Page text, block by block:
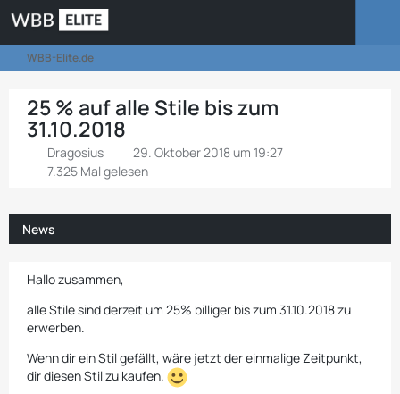
WBB-Elite.de
25 % auf alle Stile bis zum
31.10.2018
Dragosius
29. Oktober 2018 um 19:27
7.325 Mal gelesen
News
Hallo zusammen,
alle Stile sind derzeit um 25% billiger bis zum 31.10.2018 zu
erwerben.
Wenn dir ein Stil gefällt, wäre jetzt der einmalige Zeitpunkt,
dir diesen Stil zu kaufen.